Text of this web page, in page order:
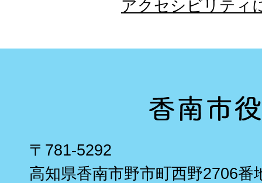
アクセシビリティ
〒781-5292
高知県香南市野市町西野2706番